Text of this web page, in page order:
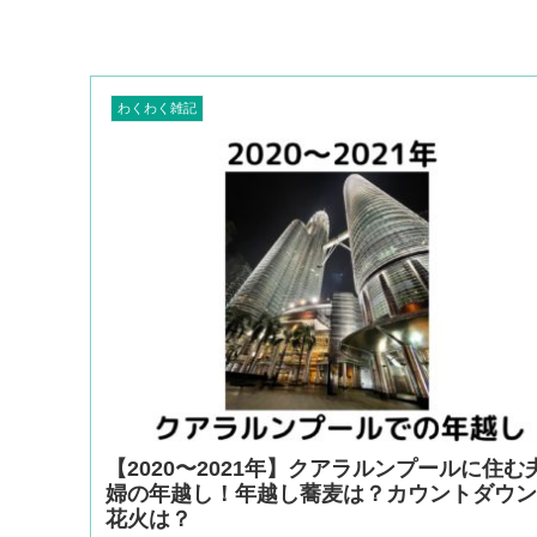
わくわく雑記
【2020〜2021年】クアラルンプールに住む
婦の年越し！年越し蕎麦は？カウントダウン
花火は？